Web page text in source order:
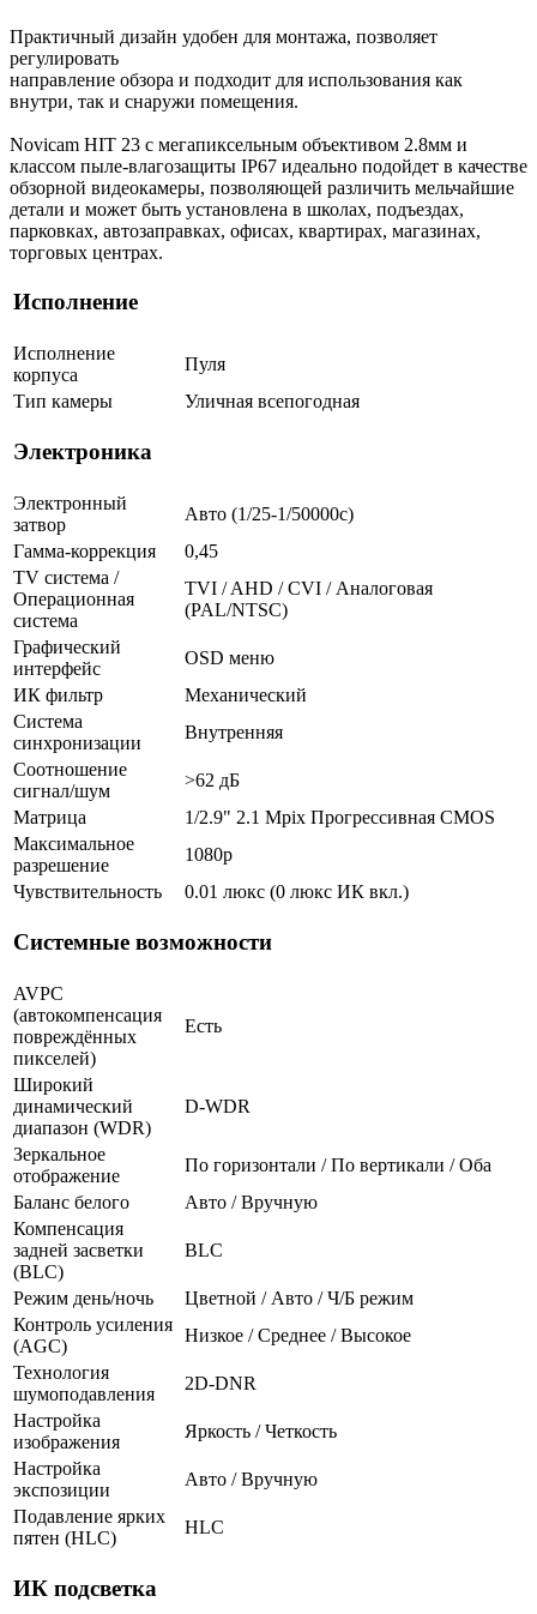
Практичный дизайн удобен для монтажа, позволяет
регулировать
направление обзора и подходит для использования как
внутри, так и снаружи помещения.
Novicam HIT 23 с мегапиксельным объективом 2.8мм и
классом пыле-влагозащиты IP67 идеально подойдет в качестве
обзорной видеокамеры, позволяющей различить мельчайшие
детали и может быть установлена в школах, подъездах,
парковках, автозаправках, офисах, квартирах, магазинах,
торговых центрах.
Исполнение
Исполнение
корпуса
Пуля
Тип камеры
Уличная всепогодная
Электроника
Электронный
затвор
Авто (1/25-1/50000c)
Гамма-коррекция
0,45
TV система /
Операционная
система
TVI / AHD / CVI / Аналоговая
(PAL/NTSC)
Графический
интерфейс
OSD меню
ИК фильтр
Механический
Система
синхронизации
Внутренняя
Соотношение
сигнал/шум
>62 дБ
Матрица
1/2.9" 2.1 Mpix Прогрессивная CMOS
Максимальное
разрешение
1080p
Чувствительность
0.01 люкс (0 люкс ИК вкл.)
Системные возможности
AVPC
(автокомпенсация
повреждённых
пикселей)
Есть
Широкий
динамический
диапазон (WDR)
D-WDR
Зеркальное
отображение
По горизонтали / По вертикали / Оба
Баланс белого
Авто / Вручную
Компенсация
задней засветки
(BLC)
BLC
Режим день/ночь
Цветной / Авто / Ч/Б режим
Контроль усиления
(AGC)
Низкое / Среднее / Высокое
Технология
шумоподавления
2D-DNR
Настройка
изображения
Яркость / Четкость
Настройка
экспозиции
Авто / Вручную
Подавление ярких
пятен (HLC)
HLC
ИК подсветка